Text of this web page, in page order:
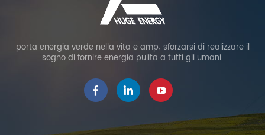
porta energia verde nella vita e amp; sforzarsi di realizzare il
sogno di fornire energia pulita a tutti gli umani.